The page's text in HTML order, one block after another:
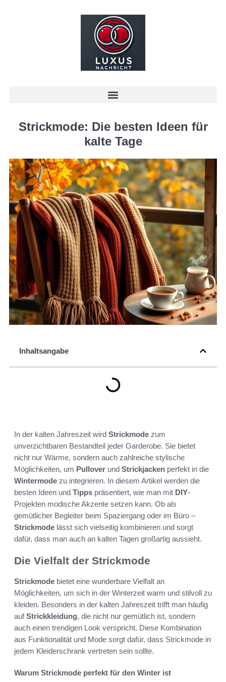
Strickmode: Die besten Ideen für
kalte Tage
Inhaltsangabe
In der kalten Jahreszeit wird Strickmode zum
unverzichtbaren Bestandteil jeder Garderobe. Sie bietet
nicht nur Wärme, sondern auch zahlreiche stylische
Möglichkeiten, um Pullover und Strickjacken perfekt in die
Wintermode zu integrieren. In diesem Artikel werden die
besten Ideen und Tipps präsentiert, wie man mit DIY-
Projekten modische Akzente setzen kann. Ob als
gemütlicher Begleiter beim Spaziergang oder im Büro –
Strickmode lässt sich vielseitig kombinieren und sorgt
dafür, dass man auch an kalten Tagen großartig aussieht.
Die Vielfalt der Strickmode
Strickmode bietet eine wunderbare Vielfalt an
Möglichkeiten, um sich in der Winterzeit warm und stilvoll zu
kleiden. Besonders in der kalten Jahreszeit trifft man häufig
aufStrickkleidung, die nicht nur gemütlich ist, sondern
auch einen trendigen Look verspricht. Diese Kombination
aus Funktionalität und Mode sorgt dafür, dass Strickmode in
jedem Kleiderschrank vertreten sein sollte.
Warum Strickmode perfekt für den Winter ist